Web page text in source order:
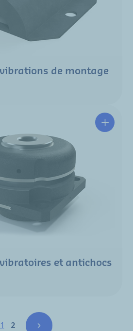
de montage
et antichocs
Pagination
Page
1 Page
2